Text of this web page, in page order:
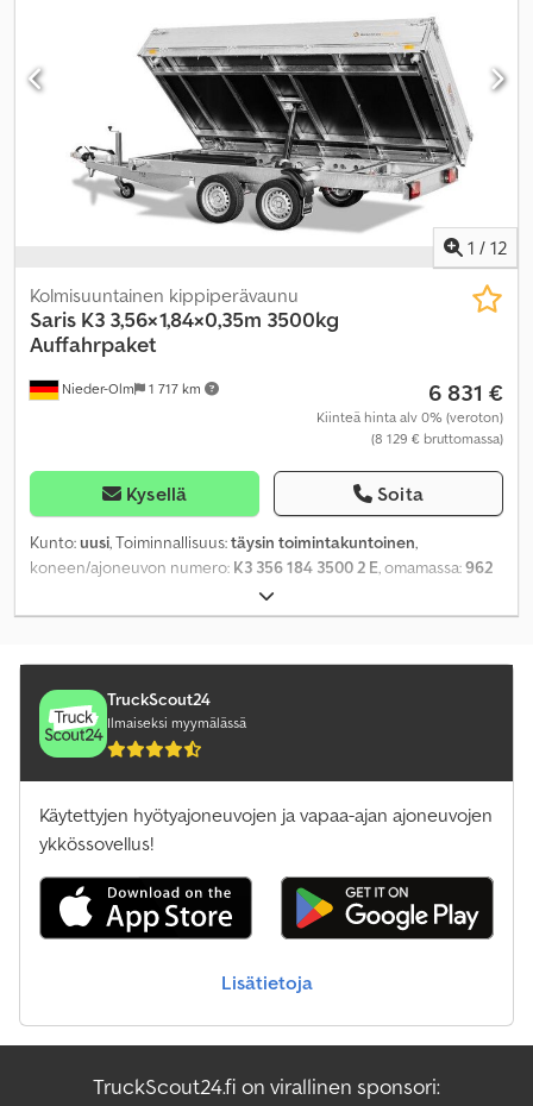
1 / 12
Nieder-Olm 1 717 km
Kolmisuuntainen kippiperävaunu
Saris K3 3,56×1,84×0,35m 3500kg
Auffahrpaket
6 831 €
Kiinteä hinta alv 0% (veroton)
(8 129 € bruttomassa)
Kysellä Soita
Kunto:uusi, Toiminnallisuus:täysin toimintakuntoinen,
koneen/ajoneuvon numero: K3 356 184 3500 2 E, omamassa:962
2 538 kg
akselikokoonpano:2 akselia, kuormatilan pituus:3 560 mm,
Varusteet:uploaderi,
TruckScout24
Ilmaiseksi myymälässä
Käytettyjen hyötyajoneuvojen ja vapaa-ajan ajoneuvojen
ykkössovellus!
Lisätietoja
TruckScout24.fi on virallinen sponsori: